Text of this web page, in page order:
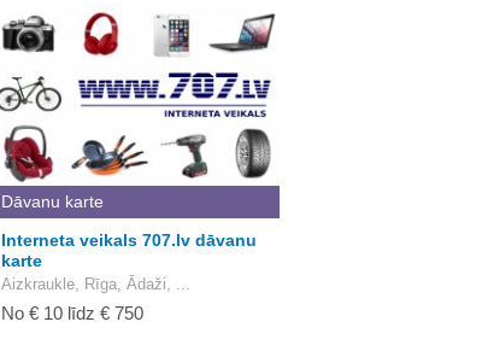
Dāvanu karte
Interneta veikals 707.lv dāvanu
karte
Aizkraukle, Rīga, Ādaži, ...
No € 10 līdz € 750